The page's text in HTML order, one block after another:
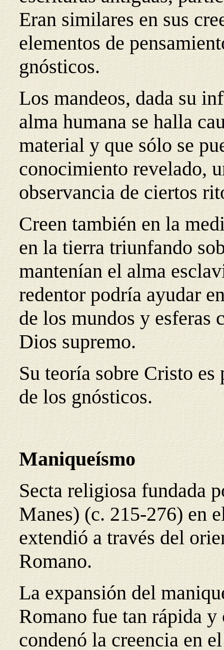
Eran similares en sus
elementos de
gnósticos.
Los mandeos, dada su
alma humana se halla
material y que sólo se
conocimiento revelado,
observancia de ciertos
Creen también en la
en la tierra triunfando
mantenían el alma
redentor podría ayudar
de los mundos y esferas
Dios supremo.
Su teoría sobre Cristo
de los gnósticos.
Maniqueísmo
Secta religiosa fundada
Manes) (c. 215-276) en
extendió a través del
Romano.
La expansión del
Romano fue tan rápida
condenó la creencia en